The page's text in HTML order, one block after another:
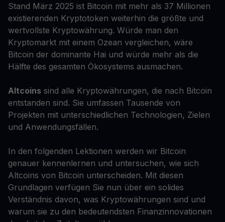
Stand März 2025 ist Bitcoin mit mehr als 37 Millionen
existierenden Kryptotoken weiterhin die größte und
wertvollste Kryptowährung. Würde man den
Kryptomarkt mit einem Ozean vergleichen, wäre
Bitcoin der dominante Hai und würde mehr als die
Hälfte des gesamten Ökosystems ausmachen.
Altcoins sind alle Kryptowährungen, die nach Bitcoin
entstanden sind. Sie umfassen Tausende von
Projekten mit unterschiedlichen Technologien, Zielen
und Anwendungsfällen.
In den folgenden Lektionen werden wir Bitcoin
genauer kennenlernen und untersuchen, wie sich
Altcoins von Bitcoin unterscheiden. Mit diesen
Grundlagen verfügen Sie nun über ein solides
Verständnis davon, was Kryptowährungen sind und
warum sie zu den bedeutendsten Finanzinnovationen